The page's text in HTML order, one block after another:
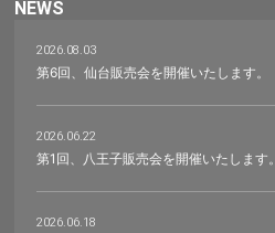
NEWS
2026.08.03
第6回、仙台販売会を開催いたします。
2026.06.22
第1回、八王子販売会を開催いたします
2026.06.18